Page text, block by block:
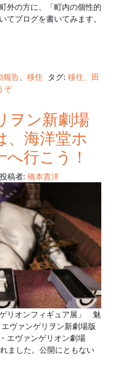
外の方に、「町内の個性的
てブログを書いてみます。
報告 移住 タグ: 移住、田
ぞ
ヲン新劇場
、海洋堂ホ
へ行こう！
投稿者: 橋本貴洋
ゲリオンフィギュア展」 魅
ヴァンゲリヲン新劇場版
エヴァンゲリオン劇場
ました。公開にともない